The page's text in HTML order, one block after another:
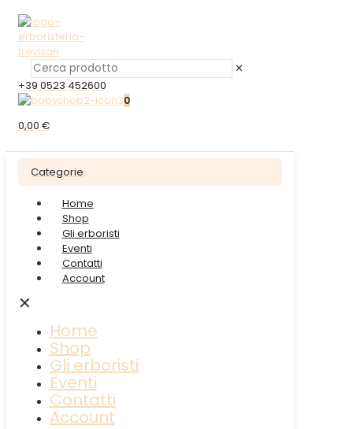
✕
+39 0523 452600
0
0,00 €
Categorie
Home
Shop
Gli erboristi
Eventi
Contatti
Account
✕
Home
Shop
Gli erboristi
Eventi
Contatti
Account